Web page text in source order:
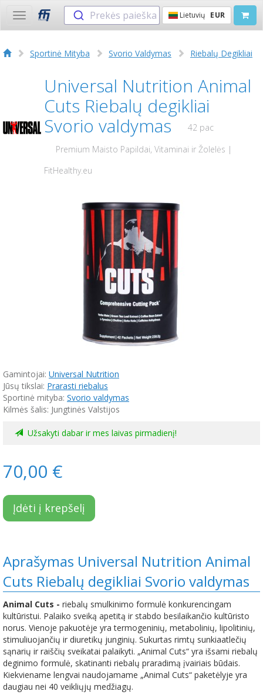
Toggle
navigation
Prekės paieška Lietuvių EUR
Sportinė Mityba Svorio Valdymas Riebalų Degikliai
Universal Nutrition Animal
Cuts Riebalų degikliai
Svorio valdymas
42 pac
Premium Maisto Papildai, Vitaminai ir Žolelės |
FitHealthy.eu
Gamintojai: Universal Nutrition
Jūsų tikslai: Prarasti riebalus
Sportinė mityba: Svorio valdymas
Kilmės šalis: Jungtinės Valstijos
Užsakyti dabar ir mes laivas pirmadienį!
70,00 €
Įdėti į krepšelį
Aprašymas Universal Nutrition Animal
Cuts Riebalų degikliai Svorio valdymas
Animal Cuts - riebalų smulkinimo formulė konkurencingam
kultūristui. Palaiko sveiką apetitą ir stabdo besilaikančio kultūristo
norus. Vienoje pakuotėje yra termogeninių, metabolinių, lipolitinių,
stimuliuojančių ir diuretikų junginių. Sukurtas rimtų sunkiaatlečių
sąnarių ir raiščių sveikatai palaikyti. „Animal Cuts“ yra išsami riebalų
deginimo formulė, skatinanti riebalų praradimą įvairiais būdais.
Kiekviename lengvai naudojamame „Animal Cuts“ paketėlyje yra
daugiau nei 40 veikliųjų medžiagų.